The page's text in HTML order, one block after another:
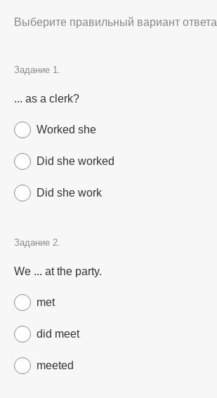
Выберите правильный вариант ответа
Задание 1.
... as a clerk?
Worked she
Did she worked
Did she work
Задание 2.
We ... at the party.
met
did meet
meeted